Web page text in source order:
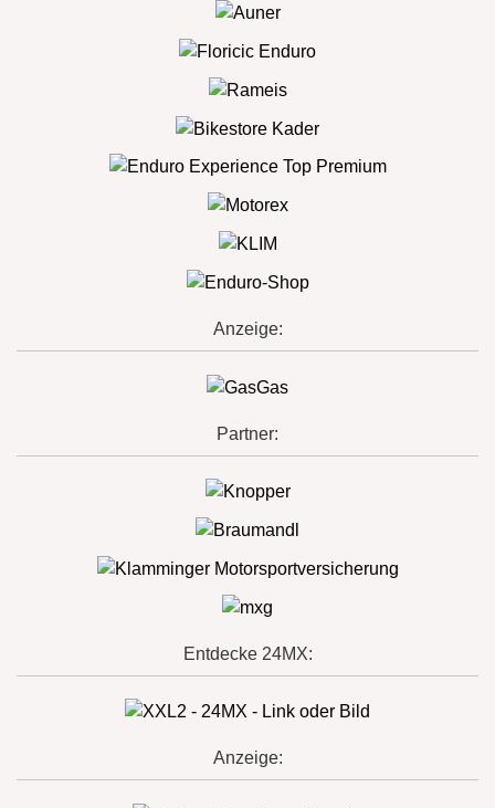
Anzeige:
Partner:
Entdecke 24MX:
Anzeige: